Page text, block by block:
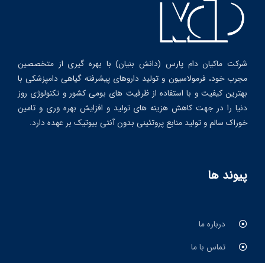
شرکت ماکیان دام پارس (دانش بنیان) با بهره گیری از متخصصین
مجرب خود، فرمولاسیون و تولید داروهای پیشرفته گیاهی دامپزشکی با
بهترین کیفیت و با استفاده از ظرفیت های بومی کشور و تکنولوژی روز
دنیا را در جهت کاهش هزینه های تولید و افزایش بهره وری و تامین
خوراک سالم و تولید منابع پروتئینی بدون آنتی بیوتیک بر عهده دارد.
پیوند ها
درباره ما
تماس با ما